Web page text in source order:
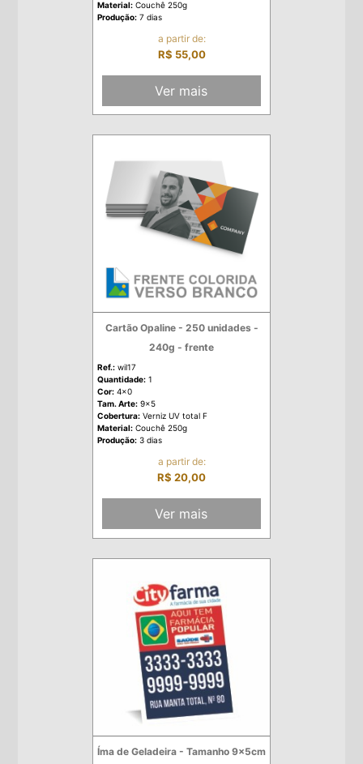
Material: Couchê 250g
Produção: 7 dias
a partir de:
R$ 55,00
Ver mais
Cartão Opaline - 250 unidades -
240g - frente
Ref.: wil17
Quantidade: 1
Cor: 4x0
Tam. Arte: 9x5
Cobertura: Verniz UV total F
Material: Couchê 250g
Produção: 3 dias
a partir de:
R$ 20,00
Ver mais
Íma de Geladeira - Tamanho 9x5cm